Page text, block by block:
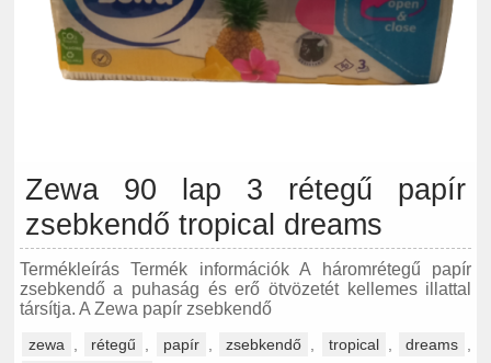
Zewa 90 lap 3 rétegű papír
zsebkendő tropical dreams
Termékleírás Termék információk A háromrétegű papír
zsebkendő a puhaság és erő ötvözetét kellemes illattal
társítja. A Zewa papír zsebkendő
zewa rétegű papír zsebkendő tropical dreams